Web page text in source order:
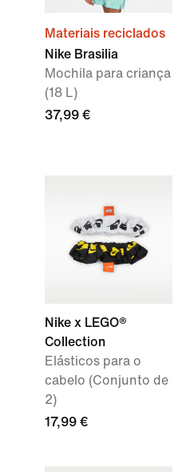
Materiais reciclados
Nike Brasilia
Mochila para criança
(18 L)
37,99 €
Nike x LEGO®
Collection
Elásticos para o
cabelo (Conjunto de
2)
17,99 €